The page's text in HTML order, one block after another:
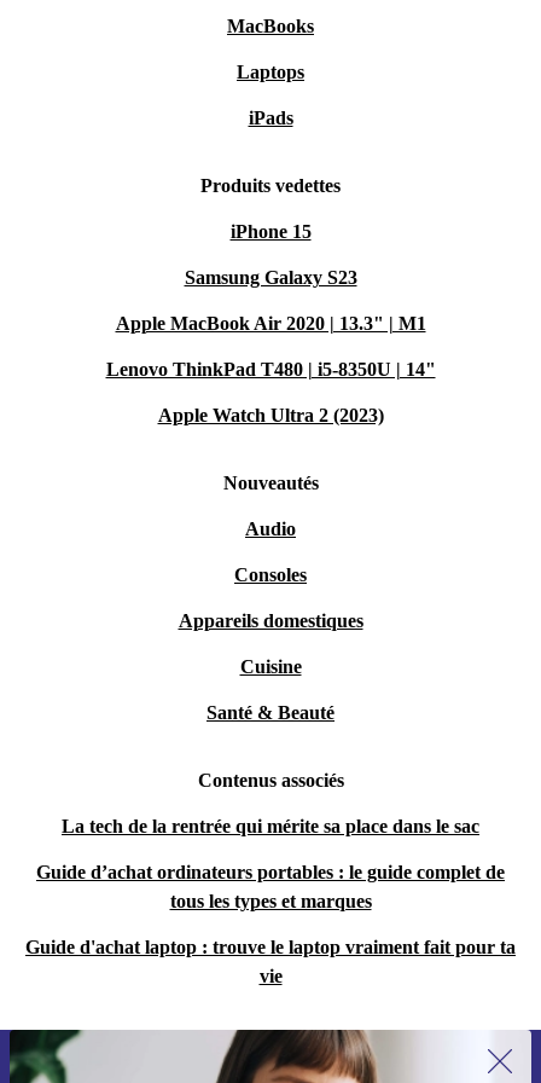
MacBooks
Laptops
iPads
Produits vedettes
iPhone 15
Samsung Galaxy S23
Apple MacBook Air 2020 | 13.3" | M1
Lenovo ThinkPad T480 | i5-8350U | 14"
Apple Watch Ultra 2 (2023)
Nouveautés
Audio
Consoles
Appareils domestiques
Cuisine
Santé & Beauté
Contenus associés
La tech de la rentrée qui mérite sa place dans le sac
Guide d’achat ordinateurs portables : le guide complet de
tous les types et marques
Guide d'achat laptop : trouve le laptop vraiment fait pour ta
vie